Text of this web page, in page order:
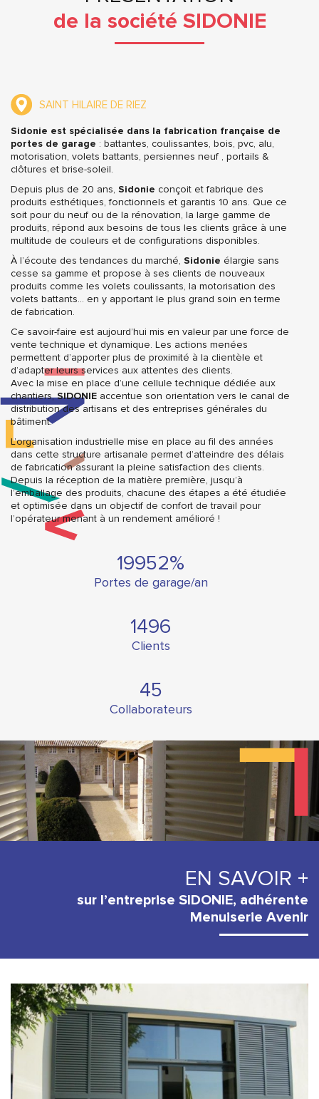
de la société SIDONIE
SAINT HILAIRE DE RIEZ
Sidonie est spécialisée dans la fabrication française de
portes de garage : battantes, coulissantes, bois, pvc, alu,
motorisation, volets battants, persiennes neuf , portails &
clôtures et brise-soleil.
Depuis plus de 20 ans, Sidonie conçoit et fabrique des
produits esthétiques, fonctionnels et garantis 10 ans. Que ce
soit pour du neuf ou de la rénovation, la large gamme de
produits, répond aux besoins de tous les clients grâce à une
multitude de couleurs et de configurations disponibles.
À l’écoute des tendances du marché, Sidonie élargie sans
cesse sa gamme et propose à ses clients de nouveaux
produits comme les volets coulissants, la motorisation des
volets battants… en y apportant le plus grand soin en terme
de fabrication.
Ce savoir-faire est aujourd’hui mis en valeur par une force de
vente technique et dynamique. Les actions menées
permettent d’apporter plus de proximité à la clientèle et
d’adapter leurs services aux attentes des clients.
Avec la mise en place d’une cellule technique dédiée aux
chantiers,SIDONIE accentue son orientation vers le canal de
distribution des artisans et des entreprises générales du
bâtiment.
L’organisation industrielle mise en place au fil des années
dans cette structure artisanale permet d’atteindre des délais
de fabrication assurant la pleine satisfaction des clients.
Depuis la réception de la matière première, jusqu’à
l’emballage des produits, chacune des étapes a été étudiée
et optimisée dans un objectif de confort de travail pour
l’opérateur menant à un rendement amélioré !
19980%
Portes de garage/an
1499
Clients
45
Collaborateurs
EN SAVOIR +
sur l’entreprise SIDONIE, adhérente
Menuiserie Avenir